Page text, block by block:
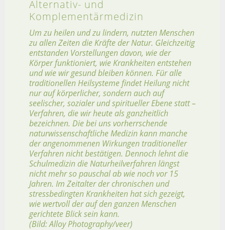
Alternativ- und
Komplementärmedizin
Um zu heilen und zu lindern, nutzten Menschen
zu allen Zeiten die Kräfte der Natur. Gleichzeitig
entstanden Vorstellungen davon, wie der
Körper funktioniert, wie Krankheiten entstehen
und wie wir gesund bleiben können. Für alle
traditionellen Heilsysteme findet Heilung nicht
nur auf körperlicher, sondern auch auf
seelischer, sozialer und spiritueller Ebene statt –
Verfahren, die wir heute als ganzheitlich
bezeichnen. Die bei uns vorherrschende
naturwissenschaftliche Medizin kann manche
der angenommenen Wirkungen traditioneller
Verfahren nicht bestätigen. Dennoch lehnt die
Schulmedizin die Naturheilverfahren längst
nicht mehr so pauschal ab wie noch vor 15
Jahren. Im Zeitalter der chronischen und
stressbedingten Krankheiten hat sich gezeigt,
wie wertvoll der auf den ganzen Menschen
gerichtete Blick sein kann.
(Bild: Alloy Photography/veer)